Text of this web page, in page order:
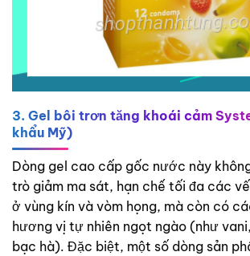
3. Gel bôi trơn tăng khoái cảm
khẩu Mỹ)
Dòng gel cao cấp gốc nước này
trò giảm ma sát, hạn chế tối đa các
ở vùng kín và vòm họng, mà còn có
hương vị tự nhiên ngọt ngào (như
bạc hà). Đặc biệt, một số dòng sản